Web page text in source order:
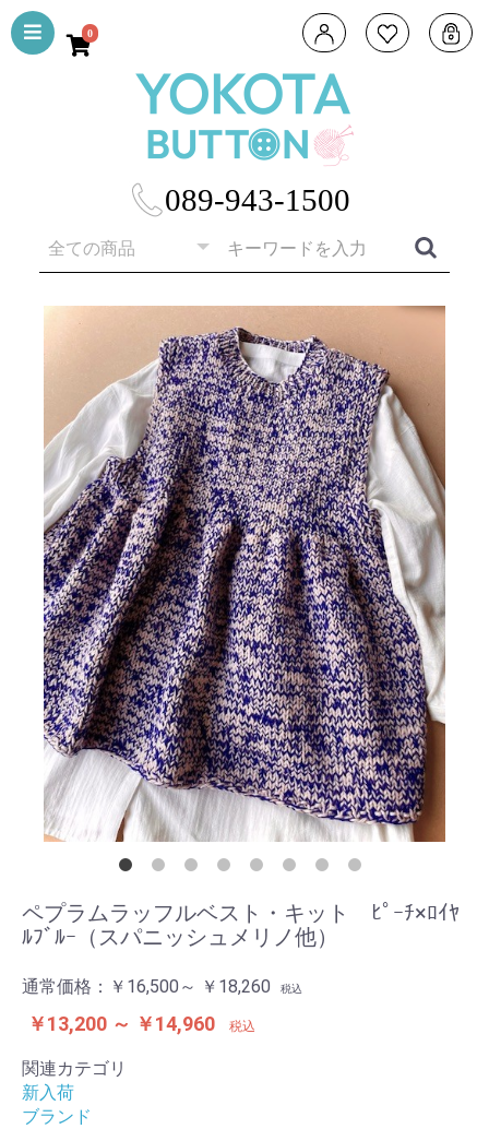
089-943-1500
0
ペプラムラッフルベスト・キット ﾋﾟｰﾁ×ﾛｲﾔ
ﾙﾌﾞﾙｰ（スパニッシュメリノ他）
通常価格： ￥16,500～ ￥18,260 税込
￥13,200 ～ ￥14,960 税込
関連カテゴリ
新入荷
ブランド